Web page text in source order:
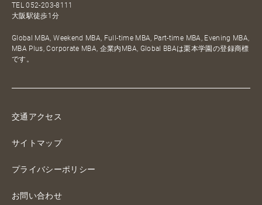
TEL052-203-8111
大阪駅徒歩1分
Global MBA, Weekend MBA, Full-time MBA, Part-time MBA, Evening MBA,
MBA Plus, Corporate MBA, 企業内MBA, Global BBAは栗本学園の登録商標
です。
交通アクセス
サイトマップ
プライバシーポリシー
お問い合わせ